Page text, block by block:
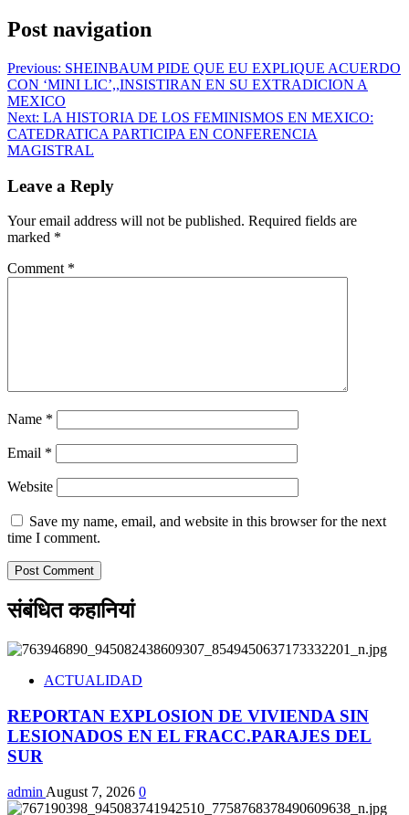
Post navigation
Previous: SHEINBAUM PIDE QUE EU EXPLIQUE ACUERDO
CON ‘MINI LIC’,,INSISTIRAN EN SU EXTRADICION A
MEXICO
Next: LA HISTORIA DE LOS FEMINISMOS EN MEXICO:
CATEDRATICA PARTICIPA EN CONFERENCIA
MAGISTRAL
Leave a Reply
Your email address will not be published. Required fields are
marked *
Comment *
Name *
Email *
Website
Save my name, email, and website in this browser for the next
time I comment.
संबंधित कहानियां
ACTUALIDAD
REPORTAN EXPLOSION DE VIVIENDA SIN
LESIONADOS EN EL FRACC.PARAJES DEL
SUR
admin August 7, 2026 0